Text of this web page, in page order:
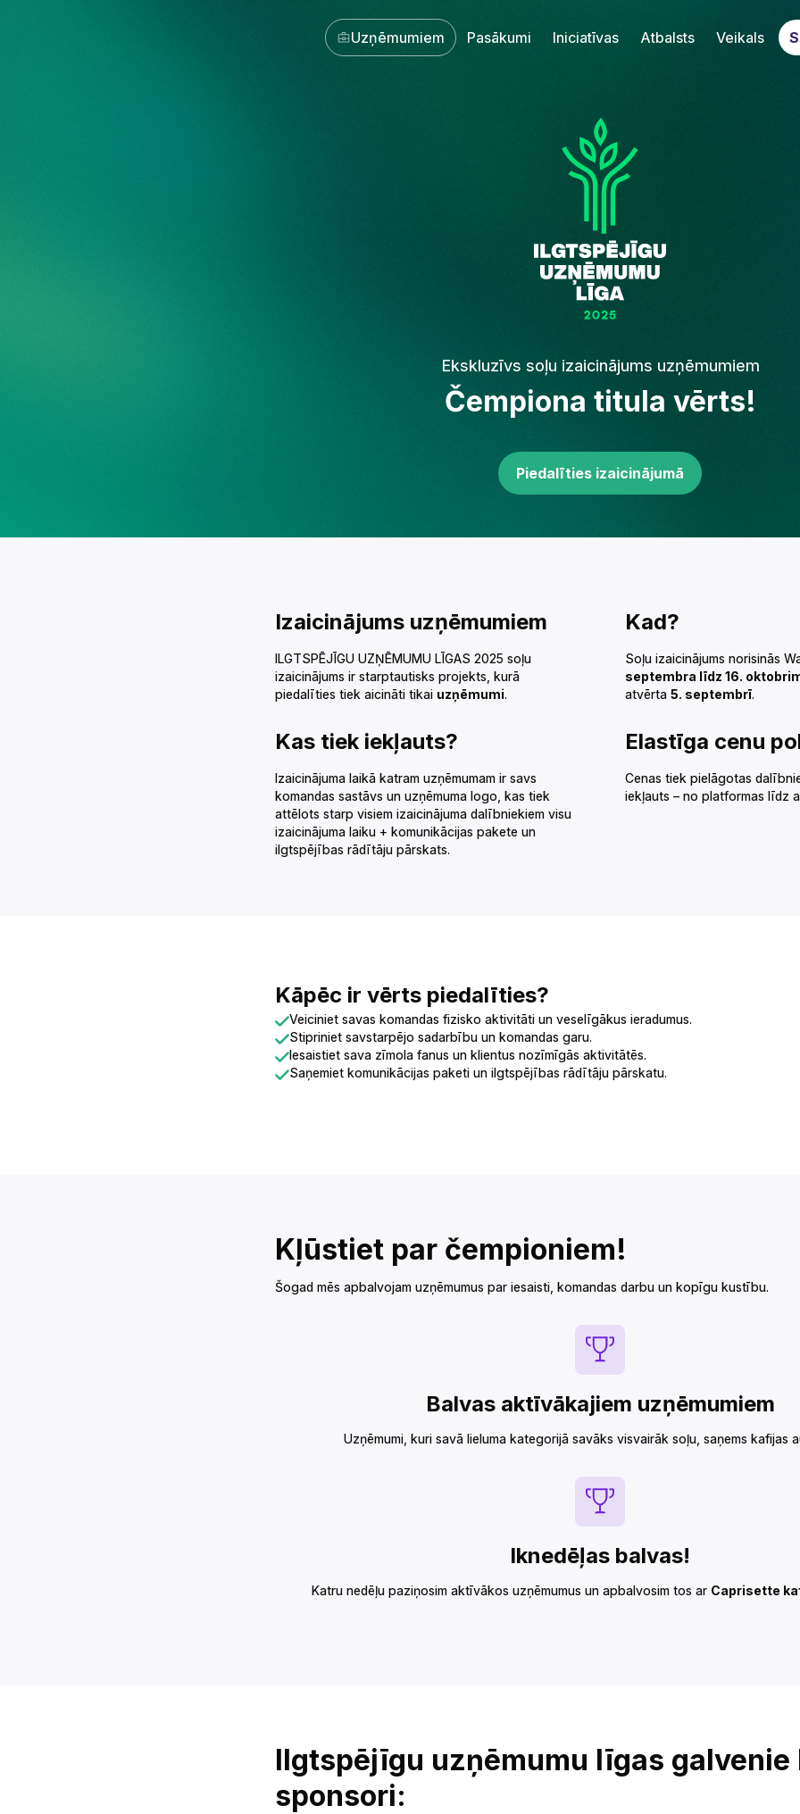
Uzņēmumiem Pasākumi Iniciatīvas Atbalsts Veikals
Ekskluzīvs soļu izaicinājums uzņēmumiem‌‍‍‍‍‌‍‍‌‌‌‍‌‌‌‍‌‌‌‍‍‌‍‌‍‍‌‌‌‍‌‌‌‍‌‌‌‌‍‍‍‌‍‌‌‌‌‍‌‌‌‍‌‌‌‍‌‍‌‌‍‍‌‌‍‍‍‌‍‌‍‌‌‍‍‍‌‌‍‍‌‌‍‍‍‌‍‌‌‌‌‍‍‌‌‌‌‍‌‌‍‍‌‍‌‌‍‌‌‍‍‌‍‍‍‌‌‌‍‍‌‌‌‌‍‌‌‍‍‌‌‌‍‌‌‌‍‍‌‍‍‌‌‌‌‍‍‌‌‍‌‍‌‌‍‌‌‌‌‍‌‌‌‍‍‍‌‍‌‍‌‌‍‍‍‌‌‍‍‌‌‍‍‌‍‌‌‍‌‌‍‍‌‍‍‍‌‌‌‍‍‌‌‍‌‍‌‌‍‍‍‌‌‍‍‌‌‍‍‍‌‌‍‍‌‌‍‌‌‍‍‌‌‌‌‍‍‌‌‍‌‍‌‌‍‍‌‌‌‌‍‌‌‍‍‌‌‍‍‍‌‌‍‍‍‌‍‌‍‌‌‍‍‌‌‍‌‍‌‌‍‌‍‌‌‌‌‌‌‍‍‌‌‌‌‍‌‌‍‍‌‌‍‍‍‌‌‍‍‌‌‍‌‍‌‌‌‍‌‍‍‍‌‌‌‍‍‌‍‌‌‌‌‌‍‍‌‌‍‌‍‌‌‍‍‍‌‌‍‌‌‌‍‍‌‍‍‍‍‌‌‌‍‌‍‍‍‌‌‌‍‍‍‌‌‍‍‌‌‍‍‍‌‍‌‍‌‌‍‍‌‌‌‍‌‌‌‍‍‍‌‍‌‌‌‌‍‍‌‍‌‌‍‌‌‍‍‍‌‍‌‌‌‌‍‍‌‍‍‌‌‌‌‍‍‌‌‍‌‍‌‌‌‍‌‌‌‍‌‌‌‍‍‍‍‍‌‍‌‌‌‌‌‍‌‍‌‌
Čempiona titula vērts!‌‍‍‍‍‌‍‍‌‌‌‍‌‌‌‍‌‌‌‍‍‌‍‌‍‍‌‌‌‍‌‌‌‍‌‌‌‌‍‍‍‌‍‌‌‌‌‍‌‌‌‍‌‌‌‍‌‍‌‌‍‍‌‌‍‍‍‌‍‌‍‌‌‍‍‍‌‌‍‍‌‌‍‍‍‌‍‌‌‌‌‍‍‌‌‌‌‍‌‌‍‍‌‍‌‌‍‌‌‍‍‌‍‍‍‌‌‌‍‍‌‌‌‌‍‌‌‍‍‌‌‌‍‌‌‌‍‍‌‍‍‌‌‌‌‍‍‌‌‍‌‍‌‌‍‌‌‌‌‍‌‌‌‍‍‍‌‍‌‍‌‌‍‍‍‌‌‍‍‌‌‍‍‌‍‌‌‍‌‌‍‍‌‍‍‍‌‌‌‍‍‌‌‍‌‍‌‌‍‍‍‌‌‍‍‌‌‍‍‍‌‌‍‍‌‌‍‌‌‍‍‌‌‌‌‍‍‌‌‍‌‍‌‌‍‍‌‌‌‌‍‌‌‍‍‌‌‍‍‍‌‌‍‍‍‌‍‌‍‌‌‍‍‌‌‍‌‍‌‌‍‌‍‌‌‌‌‌‌‍‍‌‌‌‌‍‌‌‍‍‌‌‍‍‍‌‌‍‍‌‌‍‌‍‌‌‌‍‌‍‍‍‌‌‌‍‍‌‍‌‌‌‌‌‍‍‌‌‍‌‍‌‌‍‍‍‌‌‍‌‌‌‍‍‌‍‍‍‍‌‌‌‍‌‍‍‍‌‌‌‍‍‍‌‍‌‌‌‌‍‍‌‍‌‌‍‌‌‍‍‍‌‍‌‌‌‌‍‍‌‍‍‌‌‌‌‍‍‌‌‍‌‍‌‌‌‍‌‌‌‍‌‌‌‍‍‍‍‍‌‍‌‌‌‌‌‍‌‍‌‌
Piedalīties izaicinājumā‌‍‍‍‍‌‍‍‌‌‌‍‌‌‌‍‌‌‌‍‍‌‍‌‍‍‌‌‌‍‌‌‌‍‌‌‌‌‍‍‍‌‍‌‌‌‌‍‌‌‌‍‌‌‌‍‌‍‌‌‍‍‌‌‍‍‍‌‍‌‍‌‌‍‍‍‌‌‍‍‌‌‍‍‍‌‍‌‌‌‌‍‍‌‌‌‌‍‌‌‍‍‌‍‌‌‍‌‌‍‍‌‍‍‍‌‌‌‍‍‌‌‌‌‍‌‌‍‍‌‌‌‍‌‌‌‍‍‌‍‍‌‌‌‌‍‍‌‌‍‌‍‌‌‍‌‌‌‌‍‌‌‌‍‍‍‌‍‌‍‌‌‍‍‍‌‌‍‍‌‌‍‍‌‍‌‌‍‌‌‍‍‌‍‍‍‌‌‌‍‍‌‌‍‌‍‌‌‍‍‍‌‌‍‍‌‌‍‍‍‌‌‍‍‌‌‍‌‌‍‍‌‌‌‌‍‍‌‌‍‌‍‌‌‍‍‌‌‌‌‍‌‌‍‍‌‌‍‍‍‌‌‍‍‍‌‍‌‍‌‌‍‍‌‌‍‌‍‌‌‍‌‍‌‌‌‌‌‌‍‍‌‌‌‌‍‌‌‍‍‌‌‍‍‍‌‌‍‍‌‌‍‌‍‌‌‌‍‌‍‍‍‌‌‌‍‍‌‍‌‌‌‌‌‍‍‌‌‍‌‍‌‌‍‍‍‌‌‍‌‌‌‍‍‌‍‍‍‍‌‌‌‍‌‍‍‍‌‌‌‍‍‌‌‌‍‍‌‌‍‍‍‌‍‌‌‌‌‍‍‌‌‌‌‍‌‌‌‍‌‌‌‍‌‌‌‍‍‍‍‍‌‍‌‌‌‌‌‍‌‍‌‌
Izaicinājums uzņēmumiem‌‍‍‍‍‌‍‍‌‌‌‍‌‌‌‍‌‌‌‍‍‌‍‌‍‍‌‌‌‍‌‌‌‍‌‌‌‌‍‍‍‌‍‌‌‌‌‍‌‌‌‍‌‌‌‍‌‍‌‌‍‍‌‌‍‍‍‌‍‌‍‌‌‍‍‍‌‌‍‍‌‌‍‍‍‌‍‌‌‌‌‍‍‌‌‌‌‍‌‌‍‍‌‍‌‌‍‌‌‍‍‌‍‍‍‌‌‌‍‍‌‌‌‌‍‌‌‍‍‌‌‌‍‌‌‌‍‍‌‍‍‌‌‌‌‍‍‌‌‍‌‍‌‌‍‌‌‌‌‍‌‌‌‍‍‍‌‍‌‍‌‌‍‍‍‌‌‍‍‌‌‍‍‌‍‌‌‍‌‌‍‍‌‍‍‍‌‌‌‍‍‌‌‍‌‍‌‌‍‍‍‌‌‍‍‌‌‍‍‍‌‌‍‍‌‌‍‌‌‍‍‌‌‌‌‍‍‌‌‍‌‍‌‌‍‍‌‌‌‌‍‌‌‍‍‌‌‍‍‍‌‌‍‍‍‌‍‌‍‌‌‍‍‌‌‍‌‍‌‌‍‌‍‌‌‌‌‌‌‍‍‌‌‌‌‍‌‌‍‍‌‌‍‍‍‌‌‍‍‌‌‍‌‍‌‌‌‍‌‍‍‍‌‌‌‍‍‌‌‍‌‍‌‌‍‍‍‍‌‌‌‌‌‍‍‍‌‌‌‌‌‌‍‍‌‍‍‌‌‌‌‍‍‌‌‌‌‍‌‌‍‍‌‍‍‍‌‌‌‍‍‌‌‌‌‍‌‌‍‍‍‌‍‌‌‌‌‍‍‌‍‌‌‍‌‌‍‍‌‍‍‍‍‌‌‍‍‌‍‍‍‌‌‌‌‍‌‍‍‍‌‌‌‍‍‌‌‌‍‍‌‌‍‍‌‍‌‌‌‌‌‍‍‌‌‌‌‍‌‌‍‍‌‍‍‌‌‌‌‍‍‌‍‍‌‌‌‌‍‍‌‌‍‌‍‌‌‍‍‌‍‍‍‌‌‌‍‍‌‌‍‍‍‌‌‍‍‌‌‍‌‍‌‌‌‍‌‍‍‍‌‌‌‍‍‍‌‍‌‌‌‌‍‍‌‍‌‌‍‌‌‍‍‍‌‍‌‌‌‌‍‍‌‍‍‌‌‌‌‍‍‌‌‍‌‍‌‌‌‍‌‌‌‍‌‌‌‍‍‍‍‍‌‍‌‌‌‌‌‍‌‍‌‌
ILGTSPĒJĪGU UZŅĒMUMU LĪGAS 2025 soļu
izaicinājums ir starptautisks projekts, kurā
piedalīties tiek aicināti tikai uzņēmumi.‌‍‍‍‍‌‍‍‌‌‌‍‌‌‌‍‌‌‌‍‍‌‍‌‍‍‌‌‌‍‌‌‌‍‌‌‌‌‍‍‍‌‍‌‌‌‌‍‌‌‌‍‌‌‌‍‌‍‌‌‍‍‌‌‍‍‍‌‍‌‍‌‌‍‍‍‌‌‍‍‌‌‍‍‍‌‍‌‌‌‌‍‍‌‌‌‌‍‌‌‍‍‌‍‌‌‍‌‌‍‍‌‍‍‍‌‌‌‍‍‌‌‌‌‍‌‌‍‍‌‌‌‍‌‌‌‍‍‌‍‍‌‌‌‌‍‍‌‌‍‌‍‌‌‍‌‌‌‌‍‌‌‌‍‍‍‌‍‌‍‌‌‍‍‍‌‌‍‍‌‌‍‍‌‍‌‌‍‌‌‍‍‌‍‍‍‌‌‌‍‍‌‌‍‌‍‌‌‍‍‍‌‌‍‍‌‌‍‍‍‌‌‍‍‌‌‍‌‌‍‍‌‌‌‌‍‍‌‌‍‌‍‌‌‍‍‌‌‌‌‍‌‌‍‍‌‌‍‍‍‌‌‍‍‍‌‍‌‍‌‌‍‍‌‌‍‌‍‌‌‍‌‍‌‌‌‌‌‌‍‍‌‌‌‌‍‌‌‍‍‌‌‍‍‍‌‌‍‍‌‌‍‌‍‌‌‌‍‌‍‍‍‌‌‌‍‍‌‌‍‌‍‌‌‍‍‍‍‌‌‌‌‌‍‍‍‌‌‌‌‌‌‍‍‌‍‍‌‌‌‌‍‍‌‌‌‌‍‌‌‍‍‌‍‍‍‌‌‌‍‍‌‌‌‌‍‌‌‍‍‍‌‍‌‌‌‌‍‍‌‍‌‌‍‌‌‍‍‌‍‍‍‍‌‌‍‍‌‍‍‍‌‌‌‌‍‌‍‍‍‌‌‌‍‍‌‌‌‍‍‌‌‍‍‌‍‌‌‌‌‌‍‍‌‌‌‌‍‌‌‍‍‌‍‍‌‌‌‌‍‍‌‍‍‌‌‌‌‍‍‌‌‍‌‍‌‌‍‍‌‍‍‍‌‌‌‍‍‌‌‍‍‍‌‌‍‍‌‌‍‌‍‌‌‌‍‌‍‍‍‌‌‌‍‍‌‌‍‌‌‌‌‍‍‌‌‍‌‍‌‌‍‍‍‌‌‍‍‌‌‍‍‌‌‌‍‍‌‌‍‍‍‌‌‍‌‌‌‍‍‌‍‌‌‍‌‌‍‍‍‌‌‌‌‌‌‍‍‍‌‍‌‌‌‌‍‍‌‍‌‌‍‌‌‍‍‌‍‍‍‍‌‌‍‍‌‍‍‍‌‌‌‌‍‌‌‌‍‌‌‌‍‍‍‍‍‌‍‌‌‌‌‌‍‌‍‌‌
Kad?‌‍‍‍‍‌‍‍‌‌‌‍‌‌‌‍‌‌‌‍‍‌‍‌‍‍‌‌‌‍‌‌‌‍‌‌‌‌‍‍‍‌‍‌‌‌‌‍‌‌‌‍‌‌‌‍‌‍‌‌‍‍‌‌‍‍‍‌‍‌‍‌‌‍‍‍‌‌‍‍‌‌‍‍‍‌‍‌‌‌‌‍‍‌‌‌‌‍‌‌‍‍‌‍‌‌‍‌‌‍‍‌‍‍‍‌‌‌‍‍‌‌‌‌‍‌‌‍‍‌‌‌‍‌‌‌‍‍‌‍‍‌‌‌‌‍‍‌‌‍‌‍‌‌‍‌‌‌‌‍‌‌‌‍‍‍‌‍‌‍‌‌‍‍‍‌‌‍‍‌‌‍‍‌‍‌‌‍‌‌‍‍‌‍‍‍‌‌‌‍‍‌‌‍‌‍‌‌‍‍‍‌‌‍‍‌‌‍‍‍‌‌‍‍‌‌‍‌‌‍‍‌‌‌‌‍‍‌‌‍‌‍‌‌‍‍‌‌‌‌‍‌‌‍‍‌‌‍‍‍‌‌‍‍‍‌‍‌‍‌‌‍‍‌‌‍‌‍‌‌‍‌‍‌‌‌‌‌‌‍‍‌‌‌‌‍‌‌‍‍‌‌‍‍‍‌‌‍‍‌‌‍‌‍‌‌‌‍‌‍‍‍‌‌‌‍‍‌‌‍‌‍‌‌‍‍‍‍‌‌‌‌‌‍‍‍‌‌‌‌‌‌‍‍‌‍‍‌‌‌‌‍‍‌‌‌‌‍‌‌‍‍‌‍‍‍‌‌‌‍‍‌‌‌‌‍‌‌‍‍‍‌‍‌‌‌‌‍‍‌‍‌‌‍‌‌‍‍‌‍‍‍‍‌‌‍‍‌‍‍‍‌‌‌‌‍‌‍‍‍‌‌‌‍‍‍‌‍‍‍‌‌‍‍‌‍‌‌‌‌‌‍‍‌‌‍‌‍‌‌‍‍‌‍‍‍‌‌‌‌‍‌‍‍‍‌‌‌‍‍‍‌‍‌‌‌‌‍‍‌‍‌‌‍‌‌‍‍‍‌‍‌‌‌‌‍‍‌‍‍‌‌‌‌‍‍‌‌‍‌‍‌‌‌‍‌‌‌‍‌‌‌‍‍‍‍‍‌‍‌‌‌‌‌‍‌‍‌‌
Soļu izaicinājums norisinās
septembra līdz 16.
atvērta 5. septembrī.‌‍‍‍‍‌‍‍‌‌‌‍‌‌‌‍‌‌‌‍‍‌‍‌‍‍‌‌‌‍‌‌‌‍‌‌‌‌‍‍‍‌‍‌‌‌‌‍‌‌‌‍‌‌‌‍‌‍‌‌‍‍‌‌‍‍‍‌‍‌‍‌‌‍‍‍‌‌‍‍‌‌‍‍‍‌‍‌‌‌‌‍‍‌‌‌‌‍‌‌‍‍‌‍‌‌‍‌‌‍‍‌‍‍‍‌‌‌‍‍‌‌‌‌‍‌‌‍‍‌‌‌‍‌‌‌‍‍‌‍‍‌‌‌‌‍‍‌‌‍‌‍‌‌‍‌‌‌‌‍‌‌‌‍‍‍‌‍‌‍‌‌‍‍‍‌‌‍‍‌‌‍‍‌‍‌‌‍‌‌‍‍‌‍‍‍‌‌‌‍‍‌‌‍‌‍‌‌‍‍‍‌‌‍‍‌‌‍‍‍‌‌‍‍‌‌‍‌‌‍‍‌‌‌‌‍‍‌‌‍‌‍‌‌‍‍‌‌‌‌‍‌‌‍‍‌‌‍‍‍‌‌‍‍‍‌‍‌‍‌‌‍‍‌‌‍‌‍‌‌‍‌‍‌‌‌‌‌‌‍‍‌‌‌‌‍‌‌‍‍‌‌‍‍‍‌‌‍‍‌‌‍‌‍‌‌‌‍‌‍‍‍‌‌‌‍‍‌‌‍‌‍‌‌‍‍‍‍‌‌‌‌‌‍‍‍‌‌‌‌‌‌‍‍‌‍‍‌‌‌‌‍‍‌‌‌‌‍‌‌‍‍‌‍‍‍‌‌‌‍‍‌‌‌‌‍‌‌‍‍‍‌‍‌‌‌‌‍‍‌‍‌‌‍‌‌‍‍‌‍‍‍‍‌‌‍‍‌‍‍‍‌‌‌‌‍‌‍‍‍‌‌‌‍‍‍‌‍‍‍‌‌‍‍‌‍‌‌‌‌‌‍‍‌‌‍‌‍‌‌‍‍‌‍‍‍‌‌‌‌‍‌‍‍‍‌‌‌‍‍‌‌‍‌‌‌‌‍‍‌‌‍‌‍‌‌‍‍‍‌‌‍‍‌‌‍‍‌‌‌‍‍‌‌‍‍‍‌‌‍‌‌‌‍‍‌‍‌‌‍‌‌‍‍‍‌‌‌‌‌‌‍‍‍‌‍‌‌‌‌‍‍‌‍‌‌‍‌‌‍‍‌‍‍‍‍‌‌‍‍‌‍‍‍‌‌‌‌‍‌‌‌‍‌‌‌‍‍‍‍‍‌‍‌‌‌‌‌‍‌‍‌‌
Kas tiek iekļauts?‌‍‍‍‍‌‍‍‌‌‌‍‌‌‌‍‌‌‌‍‍‌‍‌‍‍‌‌‌‍‌‌‌‍‌‌‌‌‍‍‍‌‍‌‌‌‌‍‌‌‌‍‌‌‌‍‌‍‌‌‍‍‌‌‍‍‍‌‍‌‍‌‌‍‍‍‌‌‍‍‌‌‍‍‍‌‍‌‌‌‌‍‍‌‌‌‌‍‌‌‍‍‌‍‌‌‍‌‌‍‍‌‍‍‍‌‌‌‍‍‌‌‌‌‍‌‌‍‍‌‌‌‍‌‌‌‍‍‌‍‍‌‌‌‌‍‍‌‌‍‌‍‌‌‍‌‌‌‌‍‌‌‌‍‍‍‌‍‌‍‌‌‍‍‍‌‌‍‍‌‌‍‍‌‍‌‌‍‌‌‍‍‌‍‍‍‌‌‌‍‍‌‌‍‌‍‌‌‍‍‍‌‌‍‍‌‌‍‍‍‌‌‍‍‌‌‍‌‌‍‍‌‌‌‌‍‍‌‌‍‌‍‌‌‍‍‌‌‌‌‍‌‌‍‍‌‌‍‍‍‌‌‍‍‍‌‍‌‍‌‌‍‍‌‌‍‌‍‌‌‍‌‍‌‌‌‌‌‌‍‍‌‌‌‌‍‌‌‍‍‌‌‍‍‍‌‌‍‍‌‌‍‌‍‌‌‌‍‌‍‍‍‌‌‌‍‍‌‌‍‌‍‌‌‍‍‍‍‌‌‌‌‌‍‍‍‌‌‌‌‌‌‍‍‌‍‍‌‌‌‌‍‍‌‌‌‌‍‌‌‍‍‌‍‍‍‌‌‌‍‍‌‌‌‌‍‌‌‍‍‍‌‍‌‌‌‌‍‍‌‍‌‌‍‌‌‍‍‌‍‍‍‍‌‌‍‍‌‍‍‍‌‌‌‌‍‌‍‍‍‌‌‌‍‍‍‌‌‍‌‌‌‍‍‌‌‍‌‍‌‌‍‍‍‌‍‍‍‌‌‍‍‌‌‌‌‍‌‌‍‍‍‌‌‍‌‌‌‍‍‌‌‍‌‌‌‌‌‍‌‍‍‍‌‌‌‍‍‍‌‍‌‌‌‌‍‍‌‍‌‌‍‌‌‍‍‍‌‍‌‌‌‌‍‍‌‍‍‌‌‌‌‍‍‌‌‍‌‍‌‌‌‍‌‌‌‍‌‌‌‍‍‍‍‍‌‍‌‌‌‌‌‍‌‍‌‌
Izaicinājuma laikā katram uzņēmumam ir savs
komandas sastāvs un uzņēmuma logo, kas tiek
attēlots starp visiem izaicinājuma dalībniekiem visu
izaicinājuma laiku + komunikācijas pakete un
ilgtspējības rādītāju pārskats.‌‍‍‍‍‌‍‍‌‌‌‍‌‌‌‍‌‌‌‍‍‌‍‌‍‍‌‌‌‍‌‌‌‍‌‌‌‌‍‍‍‌‍‌‌‌‌‍‌‌‌‍‌‌‌‍‌‍‌‌‍‍‌‌‍‍‍‌‍‌‍‌‌‍‍‍‌‌‍‍‌‌‍‍‍‌‍‌‌‌‌‍‍‌‌‌‌‍‌‌‍‍‌‍‌‌‍‌‌‍‍‌‍‍‍‌‌‌‍‍‌‌‌‌‍‌‌‍‍‌‌‌‍‌‌‌‍‍‌‍‍‌‌‌‌‍‍‌‌‍‌‍‌‌‍‌‌‌‌‍‌‌‌‍‍‍‌‍‌‍‌‌‍‍‍‌‌‍‍‌‌‍‍‌‍‌‌‍‌‌‍‍‌‍‍‍‌‌‌‍‍‌‌‍‌‍‌‌‍‍‍‌‌‍‍‌‌‍‍‍‌‌‍‍‌‌‍‌‌‍‍‌‌‌‌‍‍‌‌‍‌‍‌‌‍‍‌‌‌‌‍‌‌‍‍‌‌‍‍‍‌‌‍‍‍‌‍‌‍‌‌‍‍‌‌‍‌‍‌‌‍‌‍‌‌‌‌‌‌‍‍‌‌‌‌‍‌‌‍‍‌‌‍‍‍‌‌‍‍‌‌‍‌‍‌‌‌‍‌‍‍‍‌‌‌‍‍‌‌‍‌‍‌‌‍‍‍‍‌‌‌‌‌‍‍‍‌‌‌‌‌‌‍‍‌‍‍‌‌‌‌‍‍‌‌‌‌‍‌‌‍‍‌‍‍‍‌‌‌‍‍‌‌‌‌‍‌‌‍‍‍‌‍‌‌‌‌‍‍‌‍‌‌‍‌‌‍‍‌‍‍‍‍‌‌‍‍‌‍‍‍‌‌‌‌‍‌‍‍‍‌‌‌‍‍‍‌‌‍‌‌‌‍‍‌‌‍‌‍‌‌‍‍‍‌‍‍‍‌‌‍‍‌‌‌‌‍‌‌‍‍‍‌‌‍‌‌‌‍‍‌‌‍‌‌‌‌‌‍‌‍‍‍‌‌‌‍‍‌‌‍‌‌‌‌‍‍‌‌‍‌‍‌‌‍‍‍‌‌‍‍‌‌‍‍‌‌‌‍‍‌‌‍‍‍‌‌‍‌‌‌‍‍‌‍‌‌‍‌‌‍‍‍‌‌‌‌‌‌‍‍‍‌‍‌‌‌‌‍‍‌‍‌‌‍‌‌‍‍‌‍‍‍‍‌‌‍‍‌‍‍‍‌‌‌‌‍‌‌‌‍‌‌‌‍‍‍‍‍‌‍‌‌‌‌‌‍‌‍‌‌
Elastīga cenu
Cenas tiek pielāgotas
iekļauts – no platformas līdz
Kāpēc ir vērts piedalīties?‌‍‍‍‍‌‍‍‌‌‌‍‌‌‌‍‌‌‌‍‍‌‍‌‍‍‌‌‌‍‌‌‌‍‌‌‌‌‍‍‍‌‍‌‌‌‌‍‌‌‌‍‌‌‌‍‌‍‌‌‍‍‌‌‍‍‍‌‍‌‍‌‌‍‍‍‌‌‍‍‌‌‍‍‍‌‍‌‌‌‌‍‍‌‌‌‌‍‌‌‍‍‌‍‌‌‍‌‌‍‍‌‍‍‍‌‌‌‍‍‌‌‌‌‍‌‌‍‍‌‌‌‍‌‌‌‍‍‌‍‍‌‌‌‌‍‍‌‌‍‌‍‌‌‍‌‌‌‌‍‌‌‌‍‍‍‌‍‌‍‌‌‍‍‍‌‌‍‍‌‌‍‍‌‍‌‌‍‌‌‍‍‌‍‍‍‌‌‌‍‍‌‌‍‌‍‌‌‍‍‍‌‌‍‍‌‌‍‍‍‌‌‍‍‌‌‍‌‌‍‍‌‌‌‌‍‍‌‌‍‌‍‌‌‍‍‌‌‌‌‍‌‌‍‍‌‌‍‍‍‌‌‍‍‍‌‍‌‍‌‌‍‍‌‌‍‌‍‌‌‍‌‍‌‌‌‌‌‌‍‍‌‌‌‌‍‌‌‍‍‌‌‍‍‍‌‌‍‍‌‌‍‌‍‌‌‌‍‌‍‍‍‌‌‌‍‍‍‌‍‍‌‌‌‍‍‌‍‌‌‍‌‌‍‍‌‌‍‌‌‌‌‍‍‌‌‍‌‍‌‌‍‍‌‍‍‍‍‌‌‌‍‌‍‍‍‌‌‌‍‍‍‌‍‌‌‌‌‍‍‌‍‌‌‍‌‌‍‍‍‌‍‌‌‌‌‍‍‌‍‍‌‌‌‌‍‍‌‌‍‌‍‌‌‌‍‌‌‌‍‌‌‌‍‍‍‍‍‌‍‌‌‌‌‌‍‌‍‌‌
Veiciniet savas komandas fizisko aktivitāti un veselīgākus ieradumus.‌‍‍‍‍‌‍‍‌‌‌‍‌‌‌‍‌‌‌‍‍‌‍‌‍‍‌‌‌‍‌‌‌‍‌‌‌‌‍‍‍‌‍‌‌‌‌‍‌‌‌‍‌‌‌‍‌‍‌‌‍‍‌‌‍‍‍‌‍‌‍‌‌‍‍‍‌‌‍‍‌‌‍‍‍‌‍‌‌‌‌‍‍‌‌‌‌‍‌‌‍‍‌‍‌‌‍‌‌‍‍‌‍‍‍‌‌‌‍‍‌‌‌‌‍‌‌‍‍‌‌‌‍‌‌‌‍‍‌‍‍‌‌‌‌‍‍‌‌‍‌‍‌‌‍‌‌‌‌‍‌‌‌‍‍‍‌‍‌‍‌‌‍‍‍‌‌‍‍‌‌‍‍‌‍‌‌‍‌‌‍‍‌‍‍‍‌‌‌‍‍‌‌‍‌‍‌‌‍‍‍‌‌‍‍‌‌‍‍‍‌‌‍‍‌‌‍‌‌‍‍‌‌‌‌‍‍‌‌‍‌‍‌‌‍‍‌‌‌‌‍‌‌‍‍‌‌‍‍‍‌‌‍‍‍‌‍‌‍‌‌‍‍‌‌‍‌‍‌‌‍‌‍‌‌‌‌‌‌‍‍‌‌‌‌‍‌‌‍‍‌‌‍‍‍‌‌‍‍‌‌‍‌‍‌‌‌‍‌‍‍‍‌‌‌‍‍‍‌‍‍‌‌‌‍‍‌‍‌‌‍‌‌‍‍‌‌‍‌‌‌‌‍‍‌‌‍‌‍‌‌‍‍‌‍‍‍‍‌‌‌‍‌‍‍‍‌‌‌‍‍‌‌‌‍‌‌‌‍‍‌‍‍‍‍‌‌‍‍‌‌‍‌‌‌‌‍‍‍‍‌‌‍‌‌‌‍‌‍‍‍‌‌‌‌‍‍‌‌‌‌‌‌‌‍‌‌‌‍‌‌‌‍‍‍‍‍‌‍‌‌‌‌‌‍‌‍‌‌
Stipriniet savstarpējo sadarbību un komandas garu.‌‍‍‍‍‌‍‍‌‌‌‍‌‌‌‍‌‌‌‍‍‌‍‌‍‍‌‌‌‍‌‌‌‍‌‌‌‌‍‍‍‌‍‌‌‌‌‍‌‌‌‍‌‌‌‍‌‍‌‌‍‍‌‌‍‍‍‌‍‌‍‌‌‍‍‍‌‌‍‍‌‌‍‍‍‌‍‌‌‌‌‍‍‌‌‌‌‍‌‌‍‍‌‍‌‌‍‌‌‍‍‌‍‍‍‌‌‌‍‍‌‌‌‌‍‌‌‍‍‌‌‌‍‌‌‌‍‍‌‍‍‌‌‌‌‍‍‌‌‍‌‍‌‌‍‌‌‌‌‍‌‌‌‍‍‍‌‍‌‍‌‌‍‍‍‌‌‍‍‌‌‍‍‌‍‌‌‍‌‌‍‍‌‍‍‍‌‌‌‍‍‌‌‍‌‍‌‌‍‍‍‌‌‍‍‌‌‍‍‍‌‌‍‍‌‌‍‌‌‍‍‌‌‌‌‍‍‌‌‍‌‍‌‌‍‍‌‌‌‌‍‌‌‍‍‌‌‍‍‍‌‌‍‍‍‌‍‌‍‌‌‍‍‌‌‍‌‍‌‌‍‌‍‌‌‌‌‌‌‍‍‌‌‌‌‍‌‌‍‍‌‌‍‍‍‌‌‍‍‌‌‍‌‍‌‌‌‍‌‍‍‍‌‌‌‍‍‍‌‍‍‌‌‌‍‍‌‍‌‌‍‌‌‍‍‌‌‍‌‌‌‌‍‍‌‌‍‌‍‌‌‍‍‌‍‍‍‍‌‌‌‍‌‍‍‍‌‌‌‍‍‌‌‌‍‌‌‌‍‍‌‍‍‍‍‌‌‍‍‌‌‍‌‌‌‌‍‍‍‍‌‌‍‌‌‌‍‌‍‍‍‌‌‌‌‍‍‌‌‌‍‌‌‌‍‌‌‌‍‌‌‌‍‍‍‍‍‌‍‌‌‌‌‌‍‌‍‌‌
Iesaistiet sava zīmola fanus un klientus nozīmīgās aktivitātēs.‌‍‍‍‍‌‍‍‌‌‌‍‌‌‌‍‌‌‌‍‍‌‍‌‍‍‌‌‌‍‌‌‌‍‌‌‌‌‍‍‍‌‍‌‌‌‌‍‌‌‌‍‌‌‌‍‌‍‌‌‍‍‌‌‍‍‍‌‍‌‍‌‌‍‍‍‌‌‍‍‌‌‍‍‍‌‍‌‌‌‌‍‍‌‌‌‌‍‌‌‍‍‌‍‌‌‍‌‌‍‍‌‍‍‍‌‌‌‍‍‌‌‌‌‍‌‌‍‍‌‌‌‍‌‌‌‍‍‌‍‍‌‌‌‌‍‍‌‌‍‌‍‌‌‍‌‌‌‌‍‌‌‌‍‍‍‌‍‌‍‌‌‍‍‍‌‌‍‍‌‌‍‍‌‍‌‌‍‌‌‍‍‌‍‍‍‌‌‌‍‍‌‌‍‌‍‌‌‍‍‍‌‌‍‍‌‌‍‍‍‌‌‍‍‌‌‍‌‌‍‍‌‌‌‌‍‍‌‌‍‌‍‌‌‍‍‌‌‌‌‍‌‌‍‍‌‌‍‍‍‌‌‍‍‍‌‍‌‍‌‌‍‍‌‌‍‌‍‌‌‍‌‍‌‌‌‌‌‌‍‍‌‌‌‌‍‌‌‍‍‌‌‍‍‍‌‌‍‍‌‌‍‌‍‌‌‌‍‌‍‍‍‌‌‌‍‍‍‌‍‍‌‌‌‍‍‌‍‌‌‍‌‌‍‍‌‌‍‌‌‌‌‍‍‌‌‍‌‍‌‌‍‍‌‍‍‍‍‌‌‌‍‌‍‍‍‌‌‌‍‍‌‌‌‍‌‌‌‍‍‌‍‍‍‍‌‌‍‍‌‌‍‌‌‌‌‍‍‍‍‌‌‍‌‌‌‍‌‍‍‍‌‌‌‌‍‍‌‌‍‌‌‌‌‍‌‌‌‍‌‌‌‍‍‍‍‍‌‍‌‌‌‌‌‍‌‍‌‌
Saņemiet komunikācijas paketi un ilgtspējības rādītāju pārskatu.‌‍‍‍‍‌‍‍‌‌‌‍‌‌‌‍‌‌‌‍‍‌‍‌‍‍‌‌‌‍‌‌‌‍‌‌‌‌‍‍‍‌‍‌‌‌‌‍‌‌‌‍‌‌‌‍‌‍‌‌‍‍‌‌‍‍‍‌‍‌‍‌‌‍‍‍‌‌‍‍‌‌‍‍‍‌‍‌‌‌‌‍‍‌‌‌‌‍‌‌‍‍‌‍‌‌‍‌‌‍‍‌‍‍‍‌‌‌‍‍‌‌‌‌‍‌‌‍‍‌‌‌‍‌‌‌‍‍‌‍‍‌‌‌‌‍‍‌‌‍‌‍‌‌‍‌‌‌‌‍‌‌‌‍‍‍‌‍‌‍‌‌‍‍‍‌‌‍‍‌‌‍‍‌‍‌‌‍‌‌‍‍‌‍‍‍‌‌‌‍‍‌‌‍‌‍‌‌‍‍‍‌‌‍‍‌‌‍‍‍‌‌‍‍‌‌‍‌‌‍‍‌‌‌‌‍‍‌‌‍‌‍‌‌‍‍‌‌‌‌‍‌‌‍‍‌‌‍‍‍‌‌‍‍‍‌‍‌‍‌‌‍‍‌‌‍‌‍‌‌‍‌‍‌‌‌‌‌‌‍‍‌‌‌‌‍‌‌‍‍‌‌‍‍‍‌‌‍‍‌‌‍‌‍‌‌‌‍‌‍‍‍‌‌‌‍‍‍‌‍‍‌‌‌‍‍‌‍‌‌‍‌‌‍‍‌‌‍‌‌‌‌‍‍‌‌‍‌‍‌‌‍‍‌‍‍‍‍‌‌‌‍‌‍‍‍‌‌‌‍‍‌‌‌‍‌‌‌‍‍‌‍‍‍‍‌‌‍‍‌‌‍‌‌‌‌‍‍‍‍‌‌‍‌‌‌‍‌‍‍‍‌‌‌‌‍‍‌‌‍‍‌‌‌‍‌‌‌‍‌‌‌‍‍‍‍‍‌‍‌‌‌‌‌‍‌‍‌‌
Kļūstiet par čempioniem!‌‍‍‍‍‌‍‍‌‌‌‍‌‌‌‍‌‌‌‍‍‌‍‌‍‍‌‌‌‍‌‌‌‍‌‌‌‌‍‍‍‌‍‌‌‌‌‍‌‌‌‍‌‌‌‍‌‍‌‌‍‍‌‌‍‍‍‌‍‌‍‌‌‍‍‍‌‌‍‍‌‌‍‍‍‌‍‌‌‌‌‍‍‌‌‌‌‍‌‌‍‍‌‍‌‌‍‌‌‍‍‌‍‍‍‌‌‌‍‍‌‌‌‌‍‌‌‍‍‌‌‌‍‌‌‌‍‍‌‍‍‌‌‌‌‍‍‌‌‍‌‍‌‌‍‌‌‌‌‍‌‌‌‍‍‍‌‍‌‍‌‌‍‍‍‌‌‍‍‌‌‍‍‌‍‌‌‍‌‌‍‍‌‍‍‍‌‌‌‍‍‌‌‍‌‍‌‌‍‍‍‌‌‍‍‌‌‍‍‍‌‌‍‍‌‌‍‌‌‍‍‌‌‌‌‍‍‌‌‍‌‍‌‌‍‍‌‌‌‌‍‌‌‍‍‌‌‍‍‍‌‌‍‍‍‌‍‌‍‌‌‍‍‌‌‍‌‍‌‌‍‌‍‌‌‌‌‌‌‍‍‌‌‌‌‍‌‌‍‍‌‌‍‍‍‌‌‍‍‌‌‍‌‍‌‌‌‍‌‍‍‍‌‌‌‍‍‍‌‌‍‌‌‌‍‍‌‌‍‌‍‌‌‍‍‍‌‍‍‍‌‌‍‍‌‌‌‌‍‌‌‍‍‍‌‌‍‌‌‌‍‍‌‌‍‌‌‌‌‍‍‍‌‌‍‍‌‌‌‍‌‍‍‍‌‌‌‍‍‍‌‍‌‌‌‌‍‍‌‍‌‌‍‌‌‍‍‍‌‍‌‌‌‌‍‍‌‍‍‌‌‌‌‍‍‌‌‍‌‍‌‌‌‍‌‌‌‍‌‌‌‍‍‍‍‍‌‍‌‌‌‌‌‍‌‍‌‌
Šogad mēs apbalvojam uzņēmumus par iesaisti, komandas darbu un kopīgu kustību.‌‍‍‍‍‌‍‍‌‌‌‍‌‌‌‍‌‌‌‍‍‌‍‌‍‍‌‌‌‍‌‌‌‍‌‌‌‌‍‍‍‌‍‌‌‌‌‍‌‌‌‍‌‌‌‍‌‍‌‌‍‍‌‌‍‍‍‌‍‌‍‌‌‍‍‍‌‌‍‍‌‌‍‍‍‌‍‌‌‌‌‍‍‌‌‌‌‍‌‌‍‍‌‍‌‌‍‌‌‍‍‌‍‍‍‌‌‌‍‍‌‌‌‌‍‌‌‍‍‌‌‌‍‌‌‌‍‍‌‍‍‌‌‌‌‍‍‌‌‍‌‍‌‌‍‌‌‌‌‍‌‌‌‍‍‍‌‍‌‍‌‌‍‍‍‌‌‍‍‌‌‍‍‌‍‌‌‍‌‌‍‍‌‍‍‍‌‌‌‍‍‌‌‍‌‍‌‌‍‍‍‌‌‍‍‌‌‍‍‍‌‌‍‍‌‌‍‌‌‍‍‌‌‌‌‍‍‌‌‍‌‍‌‌‍‍‌‌‌‌‍‌‌‍‍‌‌‍‍‍‌‌‍‍‍‌‍‌‍‌‌‍‍‌‌‍‌‍‌‌‍‌‍‌‌‌‌‌‌‍‍‌‌‌‌‍‌‌‍‍‌‌‍‍‍‌‌‍‍‌‌‍‌‍‌‌‌‍‌‍‍‍‌‌‌‍‍‍‌‌‍‌‌‌‍‍‌‌‍‌‍‌‌‍‍‍‌‍‍‍‌‌‍‍‌‌‌‌‍‌‌‍‍‍‌‌‍‌‌‌‍‍‌‌‍‌‌‌‌‍‍‍‌‌‍‍‌‌‌‍‌‍‍‍‌‌‌‍‍‍‌‌‍‍‌‌‍‍‍‌‍‌‍‌‌‍‍‌‌‌‍‌‌‌‍‍‍‌‍‌‌‌‌‍‍‌‍‌‌‍‌‌‍‍‍‌‍‌‌‌‌‍‍‌‍‍‌‌‌‌‍‍‌‌‍‌‍‌‌‌‍‌‌‌‍‌‌‌‍‍‍‍‍‌‍‌‌‌‌‌‍‌‍‌‌
Balvas aktīvākajiem uzņēmumiem‌‍‍‍‍‌‍‍‌‌‌‍‌‌‌‍‌‌‌‍‍‌‍‌‍‍‌‌‌‍‌‌‌‍‌‌‌‌‍‍‍‌‍‌‌‌‌‍‌‌‌‍‌‌‌‍‌‍‌‌‍‍‌‌‍‍‍‌‍‌‍‌‌‍‍‍‌‌‍‍‌‌‍‍‍‌‍‌‌‌‌‍‍‌‌‌‌‍‌‌‍‍‌‍‌‌‍‌‌‍‍‌‍‍‍‌‌‌‍‍‌‌‌‌‍‌‌‍‍‌‌‌‍‌‌‌‍‍‌‍‍‌‌‌‌‍‍‌‌‍‌‍‌‌‍‌‌‌‌‍‌‌‌‍‍‍‌‍‌‍‌‌‍‍‍‌‌‍‍‌‌‍‍‌‍‌‌‍‌‌‍‍‌‍‍‍‌‌‌‍‍‌‌‍‌‍‌‌‍‍‍‌‌‍‍‌‌‍‍‍‌‌‍‍‌‌‍‌‌‍‍‌‌‌‌‍‍‌‌‍‌‍‌‌‍‍‌‌‌‌‍‌‌‍‍‌‌‍‍‍‌‌‍‍‍‌‍‌‍‌‌‍‍‌‌‍‌‍‌‌‍‌‍‌‌‌‌‌‌‍‍‌‌‌‌‍‌‌‍‍‌‌‍‍‍‌‌‍‍‌‌‍‌‍‌‌‌‍‌‍‍‍‌‌‌‍‍‍‌‌‍‌‌‌‍‍‌‌‍‌‍‌‌‍‍‍‌‍‍‍‌‌‍‍‌‌‌‌‍‌‌‍‍‍‌‌‍‌‌‌‍‍‌‌‍‌‌‌‌‍‍‍‌‌‍‍‌‌‌‍‌‍‍‍‌‌‌‍‍‌‌‌‍‍‌‌‍‍‌‌‌‌‍‌‌‍‍‍‌‍‌‌‌‌‍‍‌‌‍‌‍‌‌‍‍‌‌‍‍‍‌‌‍‍‌‍‍‍‍‌‌‍‍‍‌‌‍‌‌‌‍‍‌‍‌‌‍‌‌‍‍‌‌‍‌‍‌‌‍‍‍‌‌‍‍‌‌‌‍‌‍‍‍‌‌‌‌‍‍‌‌‌‌‌‌‌‍‌‍‍‍‌‌‌‍‍‍‌‍‌‌‌‌‍‍‌‍‌‌‍‌‌‍‍‍‌‍‌‌‌‌‍‍‌‍‍‌‌‌‌‍‍‌‌‍‌‍‌‌‌‍‌‌‌‍‌‌‌‍‍‍‍‍‌‍‌‌‌‌‌‍‌‍‌‌
Uzņēmumi, kuri savā lieluma kategorijā savāks visvairāk soļu, saņems kafijas
Iknedēļas balvas!‌‍‍‍‍‌‍‍‌‌‌‍‌‌‌‍‌‌‌‍‍‌‍‌‍‍‌‌‌‍‌‌‌‍‌‌‌‌‍‍‍‌‍‌‌‌‌‍‌‌‌‍‌‌‌‍‌‍‌‌‍‍‌‌‍‍‍‌‍‌‍‌‌‍‍‍‌‌‍‍‌‌‍‍‍‌‍‌‌‌‌‍‍‌‌‌‌‍‌‌‍‍‌‍‌‌‍‌‌‍‍‌‍‍‍‌‌‌‍‍‌‌‌‌‍‌‌‍‍‌‌‌‍‌‌‌‍‍‌‍‍‌‌‌‌‍‍‌‌‍‌‍‌‌‍‌‌‌‌‍‌‌‌‍‍‍‌‍‌‍‌‌‍‍‍‌‌‍‍‌‌‍‍‌‍‌‌‍‌‌‍‍‌‍‍‍‌‌‌‍‍‌‌‍‌‍‌‌‍‍‍‌‌‍‍‌‌‍‍‍‌‌‍‍‌‌‍‌‌‍‍‌‌‌‌‍‍‌‌‍‌‍‌‌‍‍‌‌‌‌‍‌‌‍‍‌‌‍‍‍‌‌‍‍‍‌‍‌‍‌‌‍‍‌‌‍‌‍‌‌‍‌‍‌‌‌‌‌‌‍‍‌‌‌‌‍‌‌‍‍‌‌‍‍‍‌‌‍‍‌‌‍‌‍‌‌‌‍‌‍‍‍‌‌‌‍‍‍‌‌‍‌‌‌‍‍‌‌‍‌‍‌‌‍‍‍‌‍‍‍‌‌‍‍‌‌‌‌‍‌‌‍‍‍‌‌‍‌‌‌‍‍‌‌‍‌‌‌‌‍‍‍‌‌‍‍‌‌‌‍‌‍‍‍‌‌‌‍‍‌‌‌‍‍‌‌‍‍‌‌‌‌‍‌‌‍‍‍‌‍‌‌‌‌‍‍‌‌‍‌‍‌‌‍‍‌‌‍‍‍‌‌‍‍‌‍‍‍‍‌‌‍‍‍‌‌‍‌‌‌‍‍‌‍‌‌‍‌‌‍‍‌‌‍‌‍‌‌‍‍‍‌‌‍‍‌‌‌‍‌‍‍‍‌‌‌‌‍‍‌‌‌‍‌‌‌‍‌‍‍‍‌‌‌‍‍‍‌‍‌‌‌‌‍‍‌‍‌‌‍‌‌‍‍‍‌‍‌‌‌‌‍‍‌‍‍‌‌‌‌‍‍‌‌‍‌‍‌‌‌‍‌‌‌‍‌‌‌‍‍‍‍‍‌‍‌‌‌‌‌‍‌‍‌‌
Katru nedēļu paziņosim aktīvākos uzņēmumus un apbalvosim tos ar Caprisette
Ilgtspējīgu uzņēmumu līgas galvenie
sponsori: